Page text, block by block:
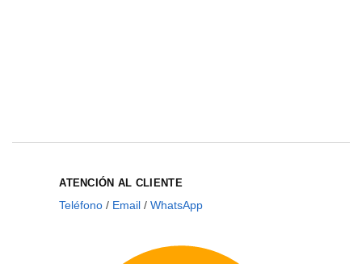
ATENCIÓN AL CLIENTE
Teléfono / Email /WhatsApp